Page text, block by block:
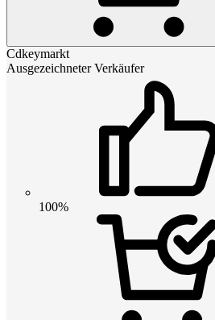
Cdkeymarkt
Ausgezeichneter Verkäufer
100%